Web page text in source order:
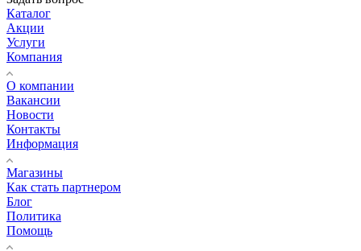
Каталог
Акции
Услуги
Компания
О компании
Вакансии
Новости
Контакты
Информация
Магазины
Как стать партнером
Блог
Политика
Помощь